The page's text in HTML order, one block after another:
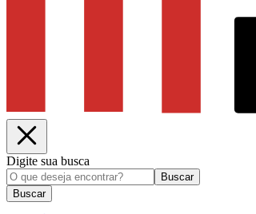
Digite sua busca
Buscar
Buscar